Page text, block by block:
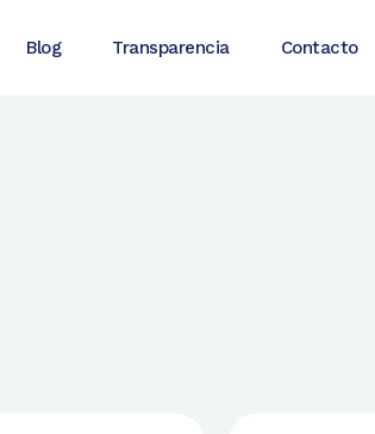
Blog Transparencia Contacto